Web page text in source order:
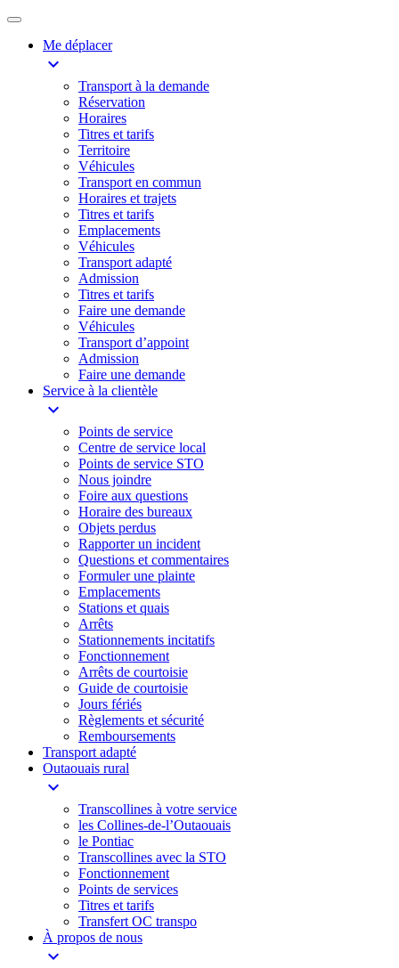
Me déplacer
expand_more
Transport à la demande
Réservation
Horaires
Titres et tarifs
Territoire
Véhicules
Transport en commun
Horaires et trajets
Titres et tarifs
Emplacements
Véhicules
Transport adapté
Admission
Titres et tarifs
Faire une demande
Véhicules
Transport d’appoint
Admission
Faire une demande
Service à la clientèle
expand_more
Points de service
Centre de service local
Points de service STO
Nous joindre
Foire aux questions
Horaire des bureaux
Objets perdus
Rapporter un incident
Questions et commentaires
Formuler une plainte
Emplacements
Stations et quais
Arrêts
Stationnements incitatifs​
Fonctionnement
Arrêts de courtoisie​
Guide de courtoisie
Jours fériés
Règlements et sécurité
Remboursements
Transport adapté
Outaouais rural
expand_more
Transcollines à votre service​
les Collines-de-l’Outaouais​
le Pontiac​
Transcollines avec la STO
Fonctionnement
Points de services
Titres et tarifs
Transfert OC transpo
À propos de nous
expand_more